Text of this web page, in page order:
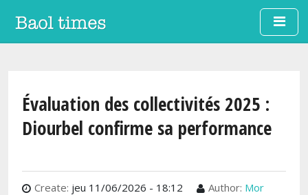
Aller au contenu principal
Évaluation des collectivités 2025 :
Diourbel confirme sa performance
Create: jeu 11/06/2026 - 18:12 Author: Mor